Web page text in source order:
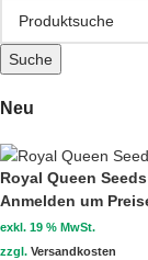
Neu
Royal Queen
Anmelden um
exkl. 19 % MwSt.
zzgl. Versandkosten
Suche